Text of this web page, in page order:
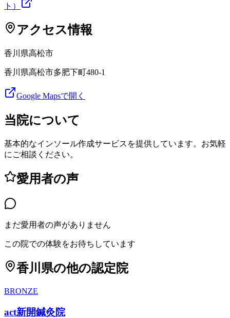
ト）
アクセス情報
香川県高松市
香川県高松市多肥下町480-1
Google Mapsで開く
当院について
基本的なインソール作成サービスを提供しています。お気軽
にご相談ください。
愛用者の声
まだ愛用者の声がありません
この院での体験をお待ちしています
香川県の他の認定院
BRONZE
act新開鍼灸院